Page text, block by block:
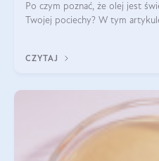
Po czym poznać, że olej jest
Twojej pociechy? W tym
CZYTAJ